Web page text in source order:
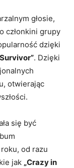
​głosie,
członkini ⁢grupy
dzięki
.⁢ Dzięki
otwierając
się być
od razu
jak „Crazy ⁣in